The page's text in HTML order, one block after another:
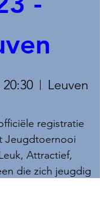
Leuven
registratie
Jeugdtoernooi
Attractief,
die zich jeugdig